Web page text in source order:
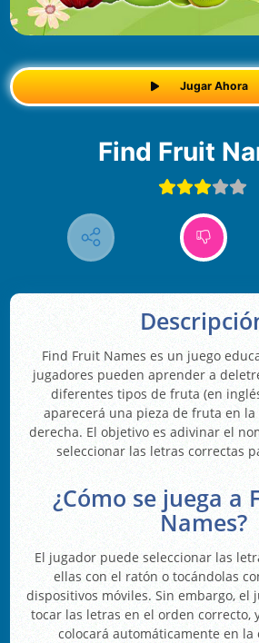
Jugar Ahora
Find Fruit
Find Fruit Names es un juego
jugadores pueden aprender a
diferentes tipos de fruta (en
aparecerá una pieza de fruta en
derecha. El objetivo es adivinar el
seleccionar las letras correctas
¿Cómo se juega a
Names?
El jugador puede seleccionar las
ellas con el ratón o tocándolas
dispositivos móviles. Sin embargo, el
tocar las letras en el orden correcto,
colocará automáticamente en la